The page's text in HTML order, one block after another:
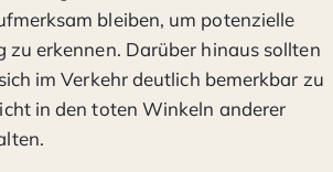
bleiben, um potenzielle
zu erkennen. Darüber hinaus sollten
im Verkehr deutlich bemerkbar zu
in den toten Winkeln anderer